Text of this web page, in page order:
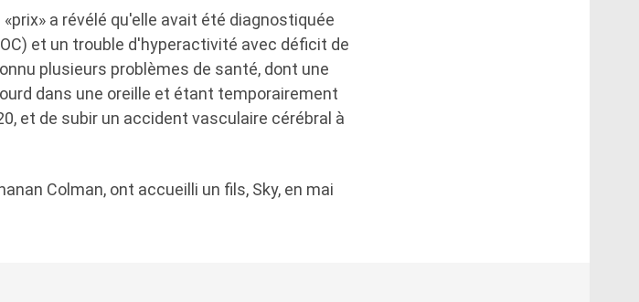
a révélé qu'elle avait été diagnostiquée
et un trouble d'hyperactivité avec déficit de
plusieurs problèmes de santé, dont une
dans une oreille et étant temporairement
et de subir un accident vasculaire cérébral à
Colman, ont accueilli un fils, Sky, en mai